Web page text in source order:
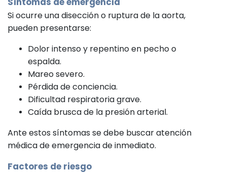
Si ocurre una disección o ruptura de la aorta,
pueden presentarse:
Dolor intenso y repentino en pecho o
espalda.
Mareo severo.
Pérdida de conciencia.
Dificultad respiratoria grave.
Caída brusca de la presión arterial.
Ante estos síntomas se debe buscar atención
médica de emergencia de inmediato.
Factores de riesgo